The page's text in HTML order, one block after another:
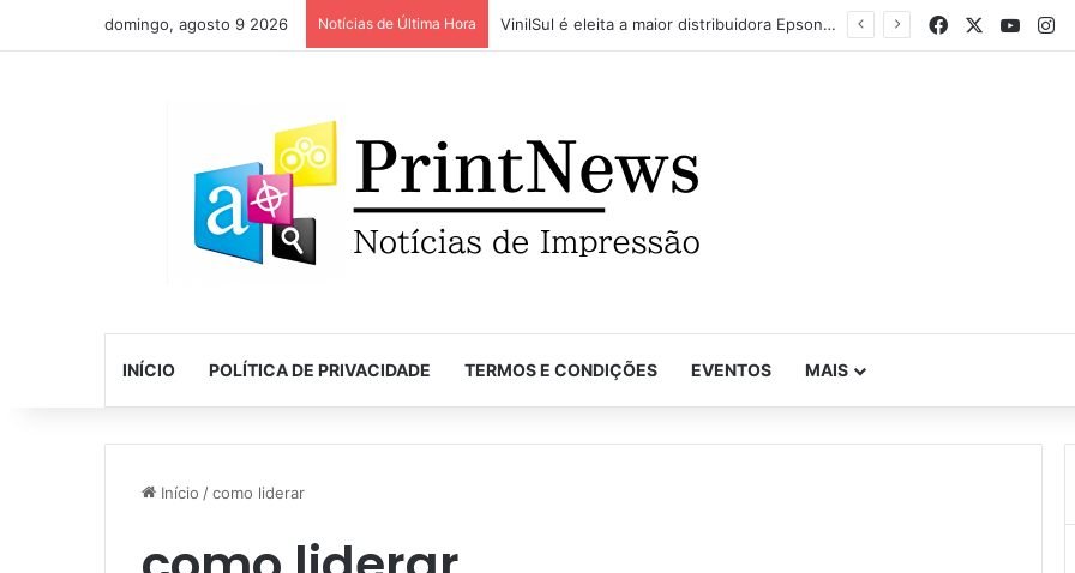
domingo, agosto 9 2026 Notícias de Última Hora Mapel destaca versatilidade do poder da impressão na FuturePrint 2026 Facebook
INÍCIO POLÍTICA DE PRIVACIDADE TERMOS E CONDIÇÕES EVENTOS MAIS
Início /como liderar